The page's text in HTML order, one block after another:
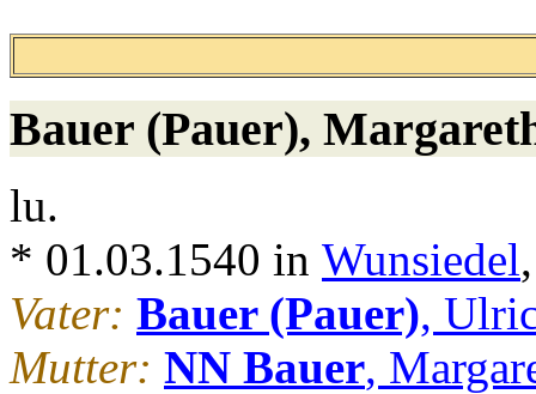
Bauer (Pauer),
lu.
* 01.03.1540 in Wunsiedel
Vater: Bauer (Pauer),
Mutter: NN Bauer,